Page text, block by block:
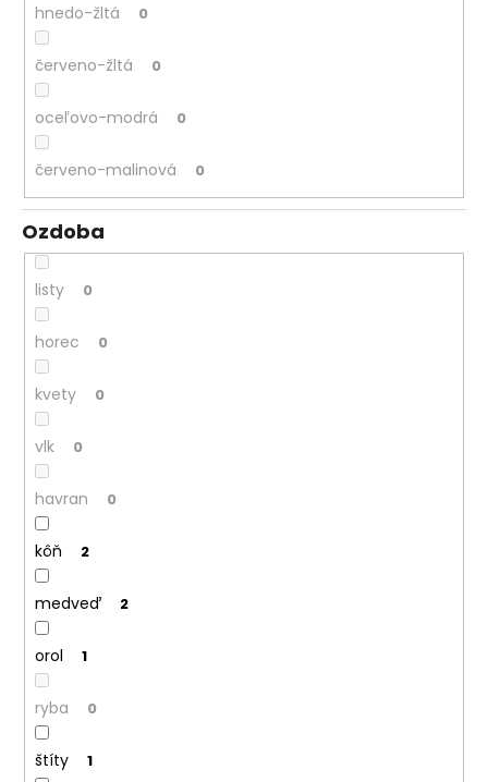
hnedo-žltá 0
červeno-žltá 0
oceľovo-modrá 0
červeno-malinová 0
Ozdoba
listy 0
horec 0
kvety 0
vlk 0
havran 0
kôň 2
medveď 2
orol 1
ryba 0
štíty 1